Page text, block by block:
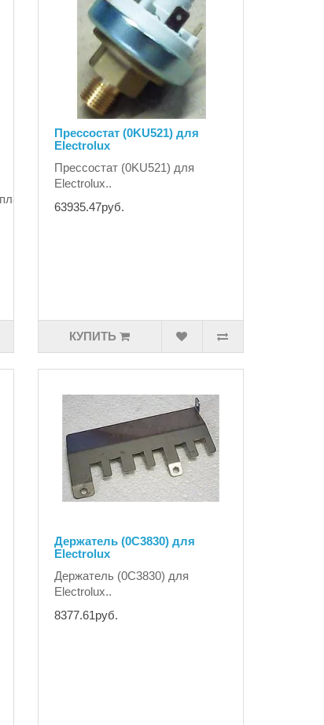
Прессостат (0KU521) для
Electrolux
Прессостат (0KU521) для
Electrolux..
63935.47руб.
КУПИТЬ
Держатель (0C3830) для
Electrolux
Держатель (0C3830) для
Electrolux..
8377.61руб.